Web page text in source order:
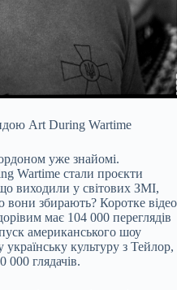
Art During Wartime
уже знайомі.
Wartime стали проєкти
виходили у світових ЗМІ,
збирають? Коротке відео
має 104 000 переглядів
американського шоу
культуру з Тейлор,
000 глядачів.